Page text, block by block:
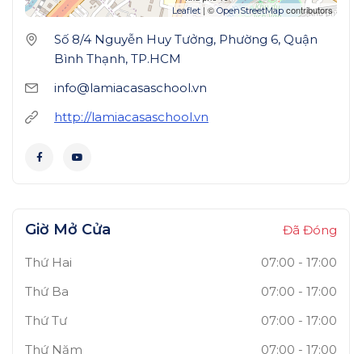
Leaflet | ©OpenStreetMap contributors
Số 8/4 Nguyễn Huy Tưởng, Phường 6, Quận
Bình Thạnh, TP.HCM
info@lamiacasaschool.vn
http://lamiacasaschool.vn
Giờ Mở Cửa Đã Đóng
Thứ Hai 07:00 - 17:00
Thứ Ba
07:00 - 17:00
Thứ Tư
07:00 - 17:00
Thứ Năm
07:00 - 17:00